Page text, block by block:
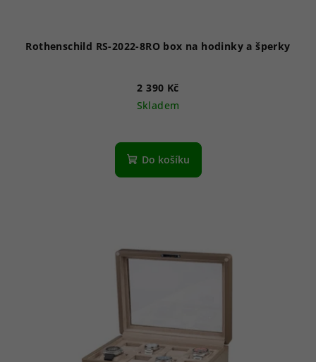
Rothenschild RS-2022-8RO box na hodinky a šperky
2 390 Kč
Skladem
Do košíku